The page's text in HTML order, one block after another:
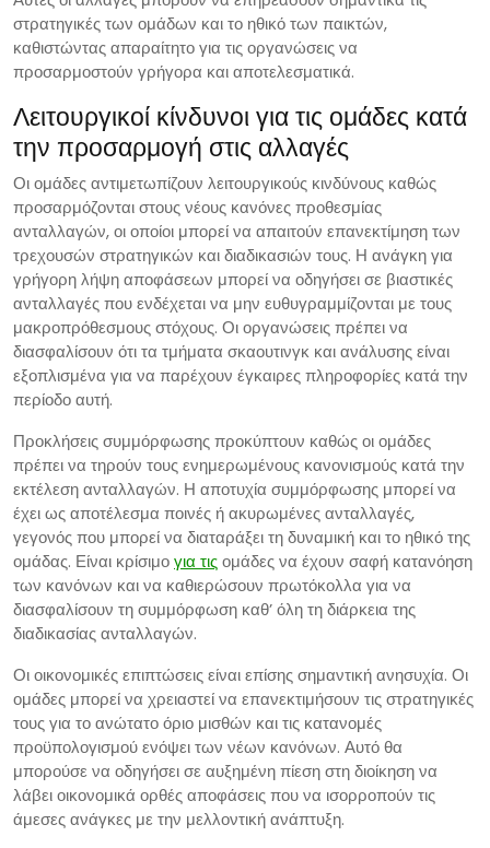
στρατηγικές των ομάδων και το ηθικό των παικτών,
καθιστώντας απαραίτητο για τις οργανώσεις να
προσαρμοστούν γρήγορα και αποτελεσματικά.
Λειτουργικοί κίνδυνοι για τις ομάδες κατά
την προσαρμογή στις αλλαγές
Οι ομάδες αντιμετωπίζουν λειτουργικούς κινδύνους καθώς
προσαρμόζονται στους νέους κανόνες προθεσμίας
ανταλλαγών, οι οποίοι μπορεί να απαιτούν επανεκτίμηση των
τρεχουσών στρατηγικών και διαδικασιών τους. Η ανάγκη για
γρήγορη λήψη αποφάσεων μπορεί να οδηγήσει σε βιαστικές
ανταλλαγές που ενδέχεται να μην ευθυγραμμίζονται με τους
μακροπρόθεσμους στόχους. Οι οργανώσεις πρέπει να
διασφαλίσουν ότι τα τμήματα σκαουτινγκ και ανάλυσης είναι
εξοπλισμένα για να παρέχουν έγκαιρες πληροφορίες κατά την
περίοδο αυτή.
Προκλήσεις συμμόρφωσης προκύπτουν καθώς οι ομάδες
πρέπει να τηρούν τους ενημερωμένους κανονισμούς κατά την
εκτέλεση ανταλλαγών. Η αποτυχία συμμόρφωσης μπορεί να
έχει ως αποτέλεσμα ποινές ή ακυρωμένες ανταλλαγές,
γεγονός που μπορεί να διαταράξει τη δυναμική και το ηθικό της
ομάδας. Είναι κρίσιμογια τιςομάδες να έχουν σαφή κατανόηση
των κανόνων και να καθιερώσουν πρωτόκολλα για να
διασφαλίσουν τη συμμόρφωση καθ’ όλη τη διάρκεια της
διαδικασίας ανταλλαγών.
Οι οικονομικές επιπτώσεις είναι επίσης σημαντική ανησυχία. Οι
ομάδες μπορεί να χρειαστεί να επανεκτιμήσουν τις στρατηγικές
τους για το ανώτατο όριο μισθών και τις κατανομές
προϋπολογισμού ενόψει των νέων κανόνων. Αυτό θα
μπορούσε να οδηγήσει σε αυξημένη πίεση στη διοίκηση να
λάβει οικονομικά ορθές αποφάσεις που να ισορροπούν τις
άμεσες ανάγκες με την μελλοντική ανάπτυξη.